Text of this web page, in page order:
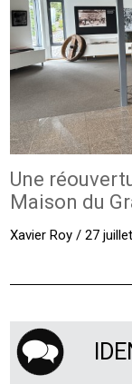
Une
Maison du
Xavier Roy / 27